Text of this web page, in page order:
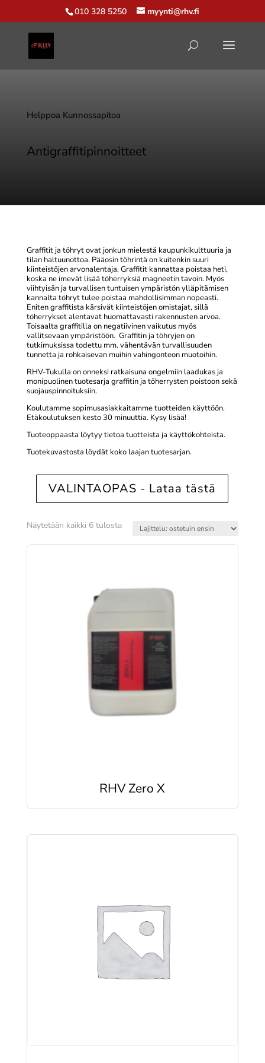
010 328 5250 myynti@rhv.fi
Helppoa Kunnossapitoa
Antigraffitipinnoitteet
Graffitit ja töhryt ovat jonkun mielestä kaupunkikulttuuria ja
tilan haltuunottoa. Pääosin töhrintä on kuitenkin suuri
kiinteistöjen arvonalentaja. Graffitit kannattaa poistaa heti,
koska ne imevät lisää töherryksiä magneetin tavoin. Myös
viihtyisän ja turvallisen tuntuisen ympäristön ylläpitämisen
kannalta töhryt tulee poistaa mahdollisimman nopeasti.
Eniten graffitista kärsivät kiinteistöjen omistajat, sillä
töherrykset alentavat huomattavasti rakennusten arvoa.
Toisaalta graffitilla on negatiivinen vaikutus myös
vallitsevaan ympäristöön. Graffitin ja töhryjen on
tutkimuksissa todettu mm. vähentävän turvallisuuden
tunnetta ja rohkaisevan muihin vahingonteon muotoihin.
RHV-Tukulla on onneksi ratkaisuna ongelmiin laadukas ja
monipuolinen tuotesarja graffitin ja töherrysten poistoon sekä
suojauspinnoituksiin.
Koulutamme sopimusasiakkaitamme tuotteiden käyttöön.
Etäkoulutuksen kesto 30 minuuttia. Kysy lisää!
Tuoteoppaasta löytyy tietoa tuotteista ja käyttökohteista.
Tuotekuvastosta löydät koko laajan tuotesarjan.
VALINTAOPAS - Lataa tästä
Näytetään kaikki 6 tulostaSuosituimmat
ensin
RHV Zero X